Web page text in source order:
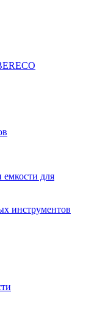
для
инструментов